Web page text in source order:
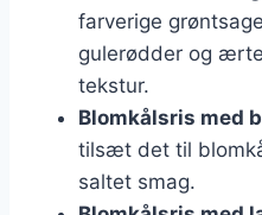
farverige
gulerødder og
tekstur.
Blomkålsris med
tilsæt det til
saltet smag.